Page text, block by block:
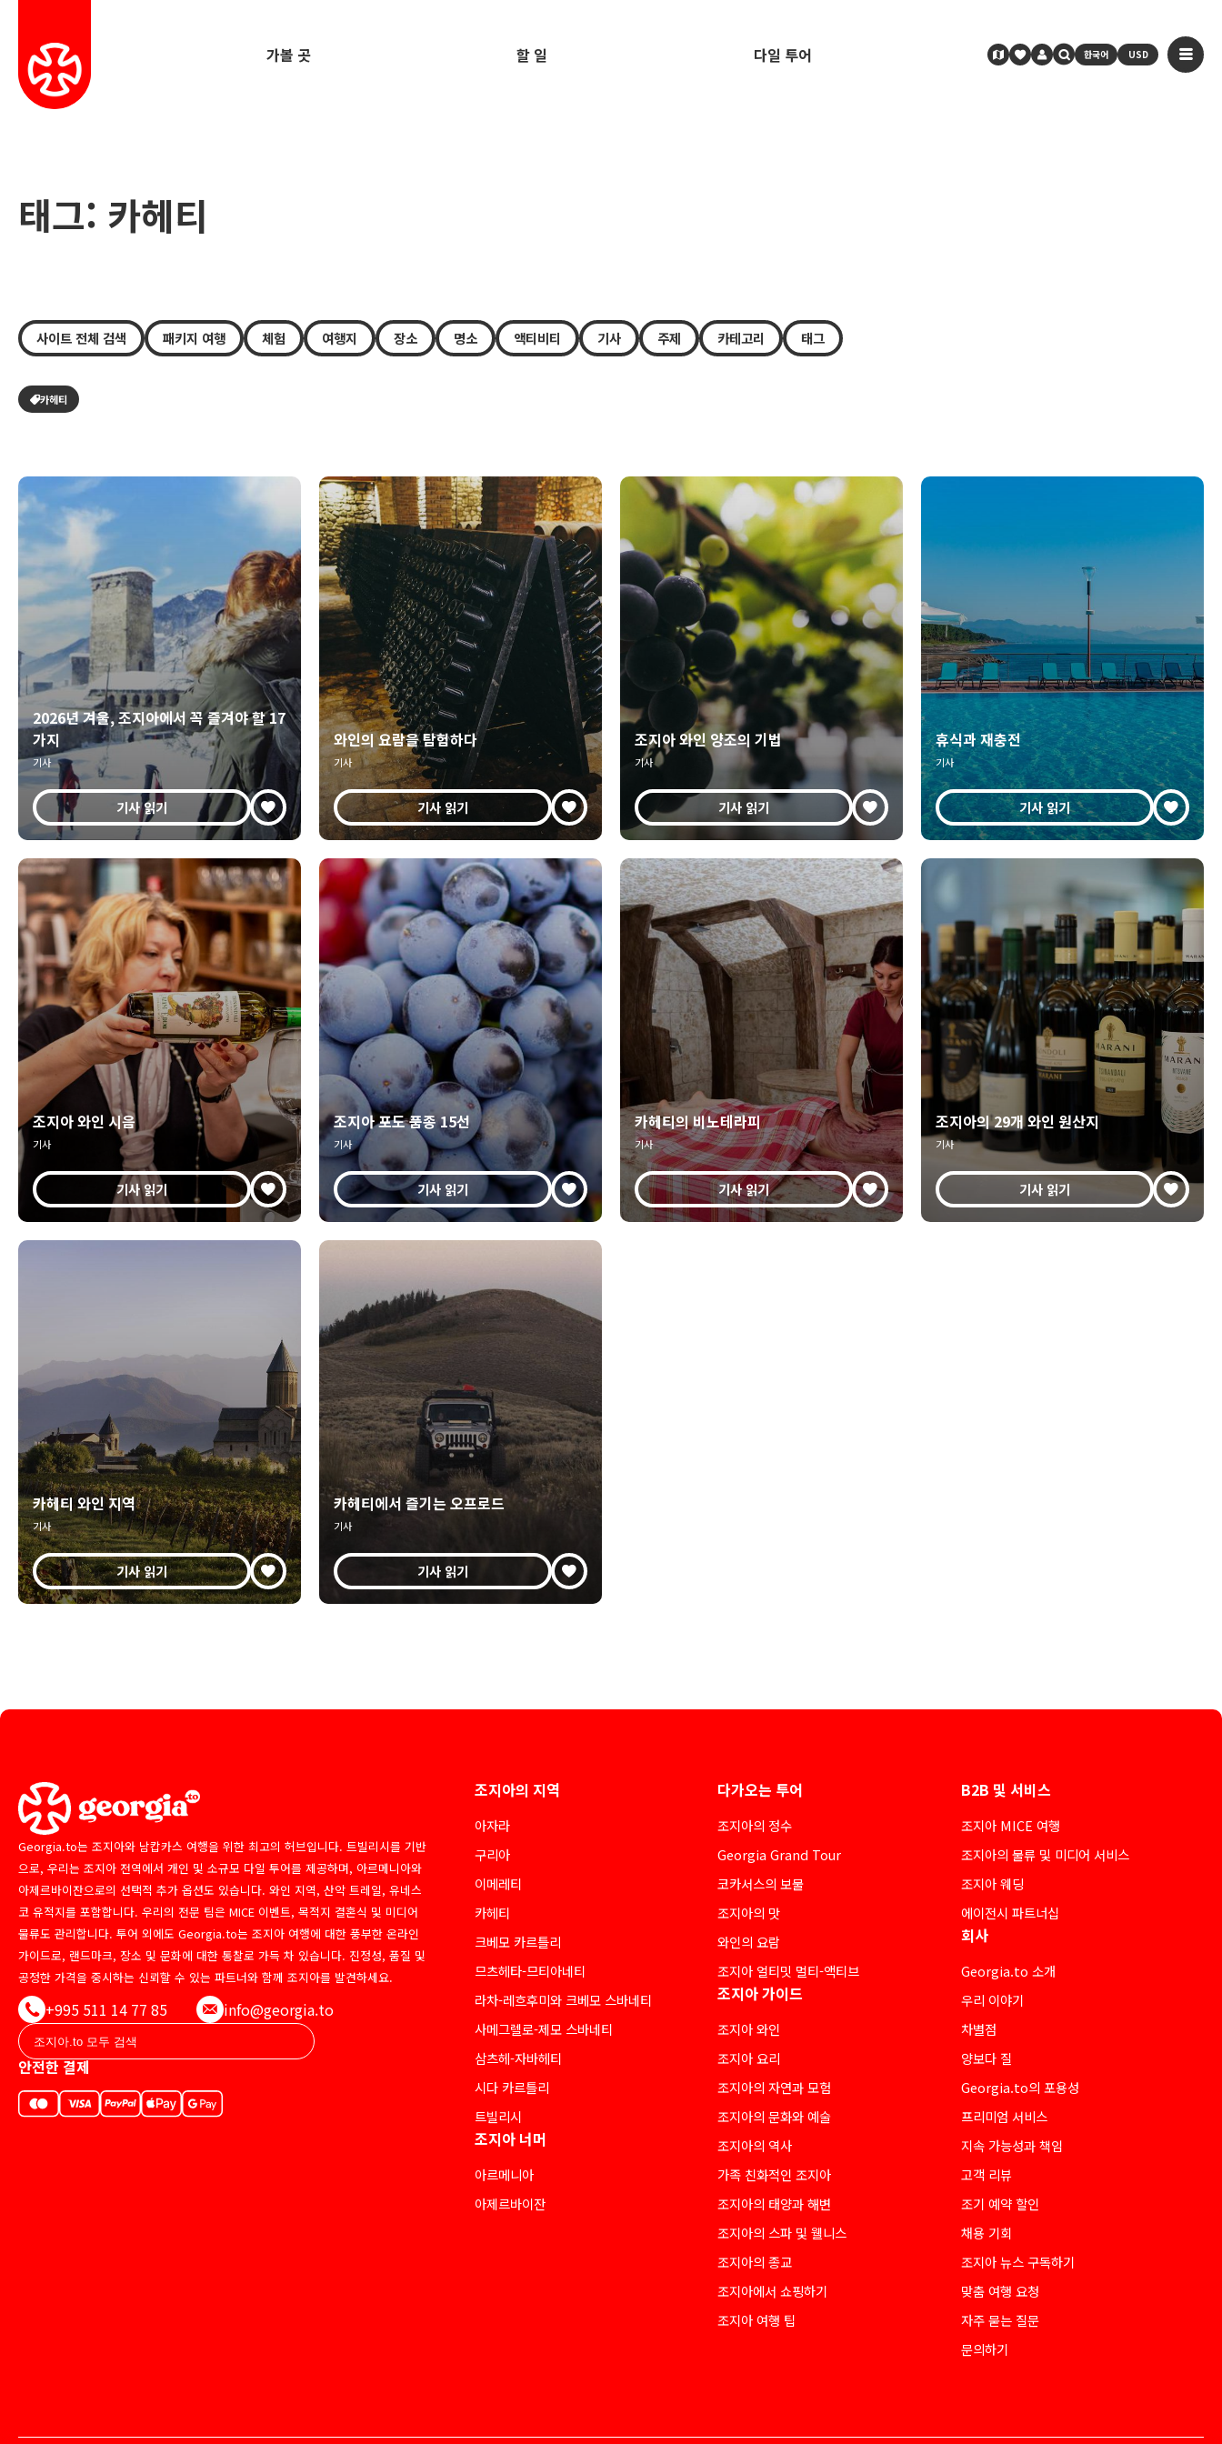
가볼 곳 할 일 다일 투어 한국어 USD
태그: 카헤티
사이트 전체 검색 패키지 여행 체험 여행지 장소 명소 액티비티 기사 주제 카테고리 태그
카헤티
2026년 겨울, 조지아에서 꼭 즐겨야 할 17
가지
기사
기사 읽기
와인의 요람을 탐험하다
기사
기사 읽기
조지아 와인 양조의 기법
기사
기사 읽기
휴식과 재충전
기사
기사 읽기
조지아 와인 시음
기사
기사 읽기
조지아 포도 품종 15선
기사
기사 읽기
카헤티의 비노테라피
기사
기사 읽기
조지아의 29개 와인 원산지
기사
기사 읽기
카헤티 와인 지역
기사
기사 읽기
카헤티에서 즐기는 오프로드
기사
기사 읽기
Georgia.to는 조지아와 남캅카스 여행을 위한 최고의 허브입니다. 트빌리시를 기반
으로, 우리는 조지아 전역에서 개인 및 소규모 다일 투어를 제공하며, 아르메니아와
아제르바이잔으로의 선택적 추가 옵션도 있습니다. 와인 지역, 산악 트레일, 유네스
코 유적지를 포함합니다. 우리의 전문 팀은 MICE 이벤트, 목적지 결혼식 및 미디어
물류도 관리합니다. 투어 외에도 Georgia.to는 조지아 여행에 대한 풍부한 온라인
가이드로, 랜드마크, 장소 및 문화에 대한 통찰로 가득 차 있습니다. 진정성, 품질 및
공정한 가격을 중시하는 신뢰할 수 있는 파트너와 함께 조지아를 발견하세요.
+995 511 14 77 85 info@georgia.to
안전한 결제
조지아의 지역
아자라
구리아
이메레티
카헤티
크베모 카르틀리
므츠헤타-므티아네티
라차-레흐후미와 크베모 스바네티
사메그렐로-제모 스바네티
삼츠헤-자바헤티
시다 카르틀리
트빌리시
조지아 너머
아르메니아
아제르바이잔
다가오는 투어
조지아의 정수
Georgia Grand Tour
코카서스의 보물
조지아의 맛
와인의 요람
조지아 얼티밋 멀티-액티브
조지아 가이드
조지아 와인
조지아 요리
조지아의 자연과 모험
조지아의 문화와 예술
조지아의 역사
가족 친화적인 조지아
조지아의 태양과 해변
조지아의 스파 및 웰니스
조지아의 종교
조지아에서 쇼핑하기
조지아 여행 팁
B2B 및 서비스
조지아 MICE 여행
조지아의 물류 및 미디어 서비스
조지아 웨딩
에이전시 파트너십
회사
Georgia.to 소개
우리 이야기
차별점
양보다 질
Georgia.to의 포용성
프리미엄 서비스
지속 가능성과 책임
고객 리뷰
조기 예약 할인
채용 기회
조지아 뉴스 구독하기
맞춤 여행 요청
자주 묻는 질문
문의하기